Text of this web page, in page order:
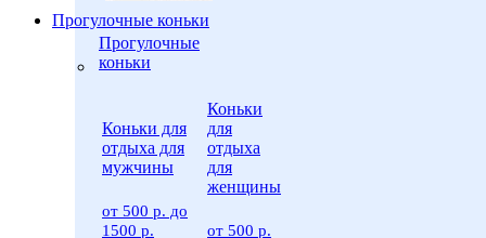
Прогулочные коньки
Прогулочные
коньки
Коньки для
отдыха для
мужчины
от 500 р. до
1500 р.
Коньки
для
отдыха
для
женщины
от 500 р.